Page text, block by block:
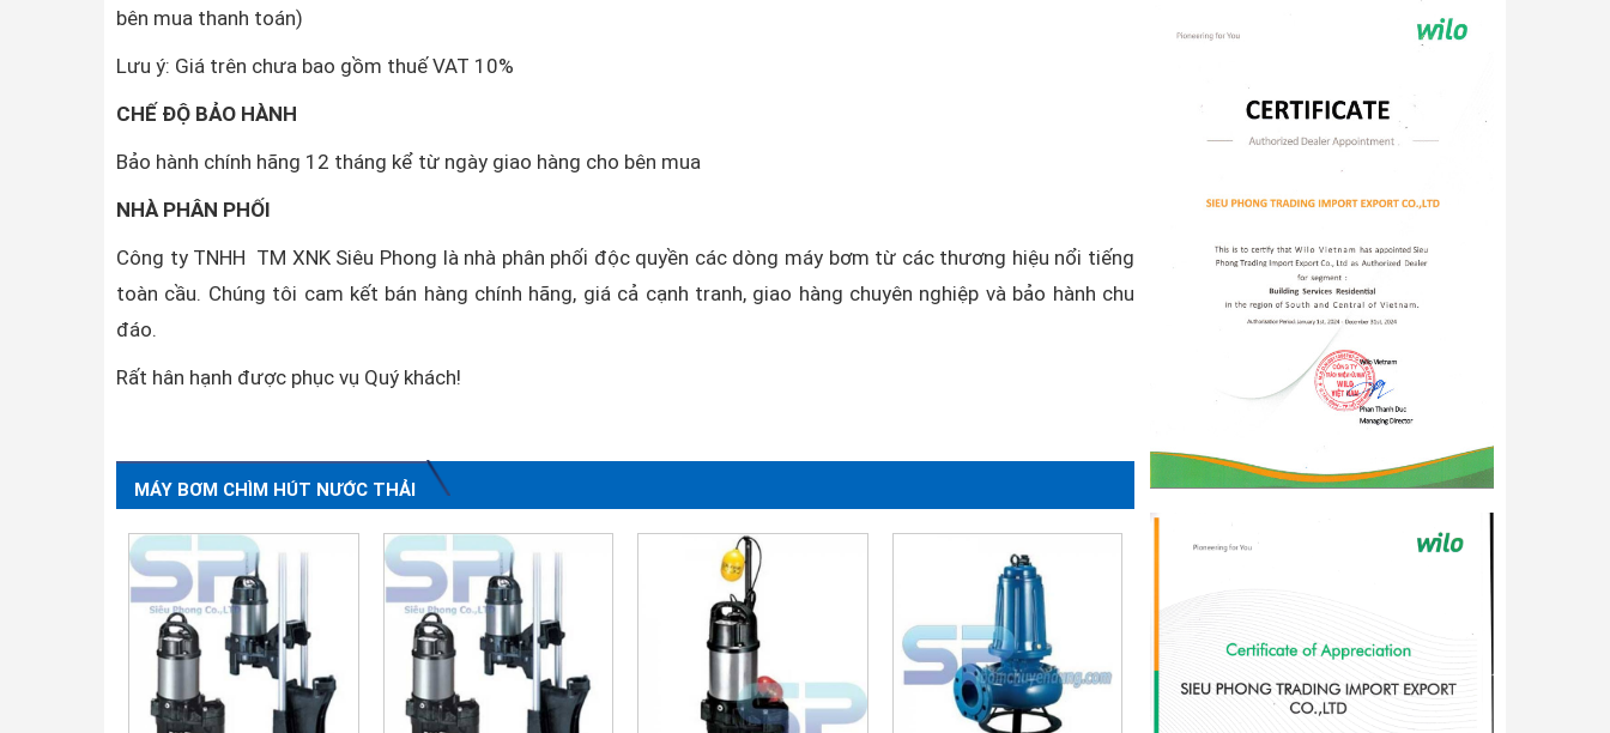
bên mua thanh toán)
Lưu ý: Giá trên chưa bao gồm thuế VAT 10%
CHẾ ĐỘ BẢO HÀNH
Bảo hành chính hãng 12 tháng kể từ ngày giao hàng cho bên mua
NHÀ PHÂN PHỐI
Công ty TNHH TM XNK Siêu Phong là nhà phân phối độc quyền các dòng máy bơm từ các thương hiệu nổi tiếng
toàn cầu. Chúng tôi cam kết bán hàng chính hãng, giá cả cạnh tranh, giao hàng chuyên nghiệp và bảo hành chu
đáo.
Rất hân hạnh được phục vụ Quý khách!
MÁY BƠM CHÌM HÚT NƯỚC THẢI